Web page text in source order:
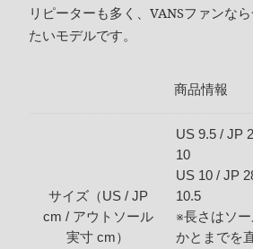
リピーターも多く、VANSファンな
たいモデルです。
商品情報
サイズ（US / JP
cm / アウトソール
実寸 cm）
US 9.5 / JP
10
US 10 / JP
10.5
※長さはソ
かとまでを